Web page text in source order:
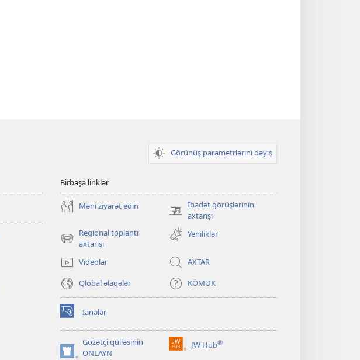
Görünüş parametrlərini dəyiş
Birbaşa linklər
Məni ziyarət edin
İbadət görüşlərinin
axtarışı
(yeni
pəncərə
açılır)
Regional toplantı
axtarışı
(yeni
açılır)
Yeniliklər
Videolar
AXTAR
Qlobal əlaqələr
KÖMƏK
İanələr
(yeni
pəncərə
Gözətçi qülləsinin
ONLAYN
JW Hub®
(yeni